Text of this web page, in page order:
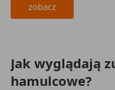
zobacz
2023-11-28
Jak wyglądają
hamulcowe?